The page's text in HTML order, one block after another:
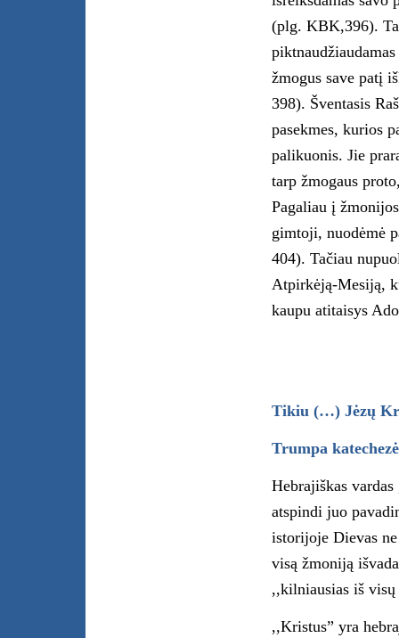
(plg. KBK,396).
žmogus save patį
398). Šventasis
pasekmes, kurios
palikuonis. Jie
tarp žmogaus
Pagaliau į
gimtoji, nuodėmė
404). Tačiau
Atpirkėją-Mesiją,
kaupu atitaisys
Tikiu (…) Jėzų
Trumpa
Hebrajiškas
atspindi juo
istorijoje Dievas
visą žmoniją
,,kilniausias iš
,,Kristus” yra